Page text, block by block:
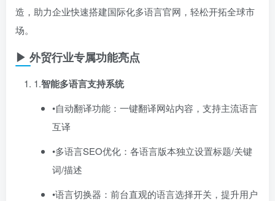
造，助力企业快速搭建国际化多语言官网，轻松开拓全球市
场。
▶ 外贸行业专属功能亮点
1.​智能多语言支持系统
•自动翻译功能：一键翻译网站内容，支持主流语言
互译
•多语言SEO优化：各语言版本独立设置标题/关键
词/描述
•语言切换器：前台直观的语言选择开关，提升用户